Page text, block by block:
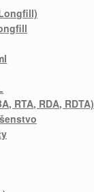
RTA, RDA, RDTA)